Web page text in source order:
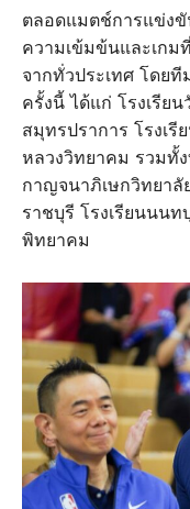
ตลอดแมตช์การแข่งขั
ความเข้มข้นและเกม
จากทั่วประเทศ โดย
ครั้งนี้ ได้แก่ โรงเรีย
สมุทรปราการ โรงเ
หลวงวิทยาคม รวมทั้
กาญจนาภิเษกวิทยาลั
ราชบุรี โรงเรียนนนท
พิทยาคม